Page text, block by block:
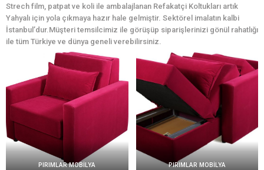
Strech film, patpat ve koli ile ambalajlanan Refakatçi Koltukları artık
Yahyalı için yola çıkmaya hazır hale gelmiştir. Sektörel imalatın kalbi
İstanbul’dur.Müşteri temsilcimiz ile görüşüp siparişlerinizi gönül rahatlığı
ile tüm Türkiye ve dünya geneli verebilirsiniz.
PIRIMLAR MOBİLYA PIRIMLAR MOBİLYA